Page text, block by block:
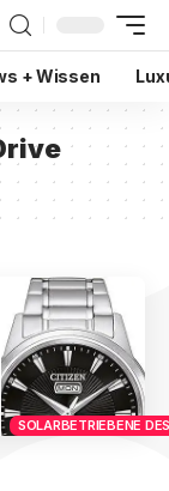
+ Wissen
SOLARBETRIEBENE